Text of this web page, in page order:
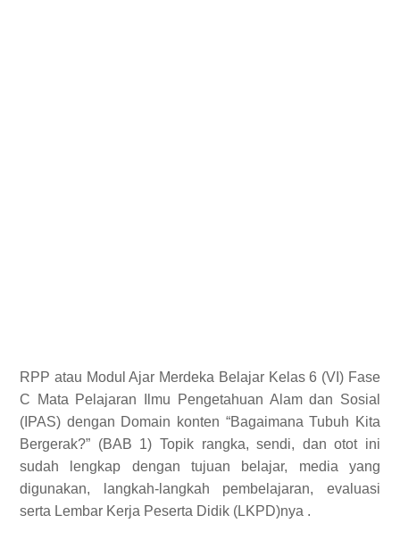
RPP atau Modul Ajar Merdeka Belajar Kelas 6 (VI) Fase
C Mata Pelajaran Ilmu Pengetahuan Alam dan Sosial
(IPAS) dengan Domain konten “Bagaimana Tubuh Kita
Bergerak?” (BAB 1) Topik rangka, sendi, dan otot ini
sudah lengkap dengan tujuan belajar, media yang
digunakan, langkah-langkah pembelajaran, evaluasi
serta Lembar Kerja Peserta Didik (LKPD)nya .